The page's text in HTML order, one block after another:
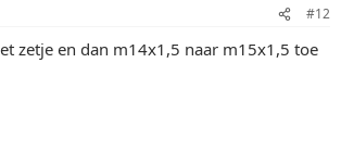
#12
zetje en dan m14x1,5 naar m15x1,5 toe